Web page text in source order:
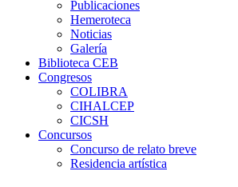
Publicaciones
Hemeroteca
Noticias
Galería
Biblioteca CEB
Congresos
COLIBRA
CIHALCEP
CICSH
Concursos
Concurso de relato breve
Residencia artística